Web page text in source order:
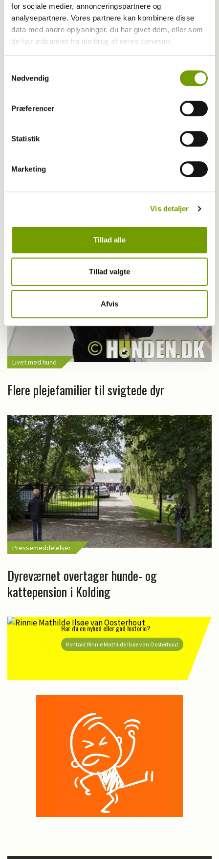
for sociale medier, annonceringspartnere og
analysepartnere. Vores partnere kan kombinere disse
data med andre oplysninger, du har givet dem, eller som
de har indsamlet fra din brug af deres tjenester.
Nødvendig
Præferencer
Statistik
Marketing
Vis detaljer
Tillad alle
Tillad valgte
Afvis
Game of Thrones går i hundene
Jonathan vil køre foder til Ukraine
Livet med hund
Flere plejefamilier til svigtede dyr
Pressemeddelelser
Dyreværnet overtager hunde- og
kattepension i Kolding
Har du en nyhed eller god historie?
Kontakt Rinnie Mathilde Ilsøe van Oosterhout